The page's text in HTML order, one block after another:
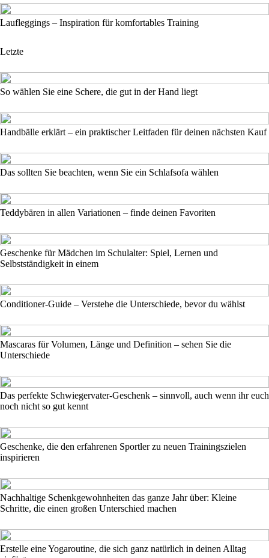
Laufleggings – Inspiration für komfortables Training
Letzte
So wählen Sie eine Schere, die gut in der Hand liegt
Handbälle erklärt – ein praktischer Leitfaden für deinen nächsten Kauf
Das sollten Sie beachten, wenn Sie ein Schlafsofa wählen
Teddybären in allen Variationen – finde deinen Favoriten
Geschenke für Mädchen im Schulalter: Spiel, Lernen und
Selbstständigkeit in einem
Conditioner-Guide – Verstehe die Unterschiede, bevor du wählst
Mascaras für Volumen, Länge und Definition – sehen Sie die
Unterschiede
Das perfekte Schwiegervater-Geschenk – sinnvoll, auch wenn ihr euch
noch nicht so gut kennt
Geschenke, die den erfahrenen Sportler zu neuen Trainingszielen
inspirieren
Nachhaltige Schenkgewohnheiten das ganze Jahr über: Kleine
Schritte, die einen großen Unterschied machen
Erstelle eine Yogaroutine, die sich ganz natürlich in deinen Alltag